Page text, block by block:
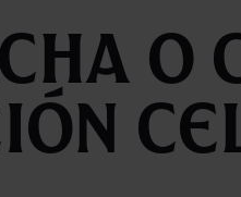
o